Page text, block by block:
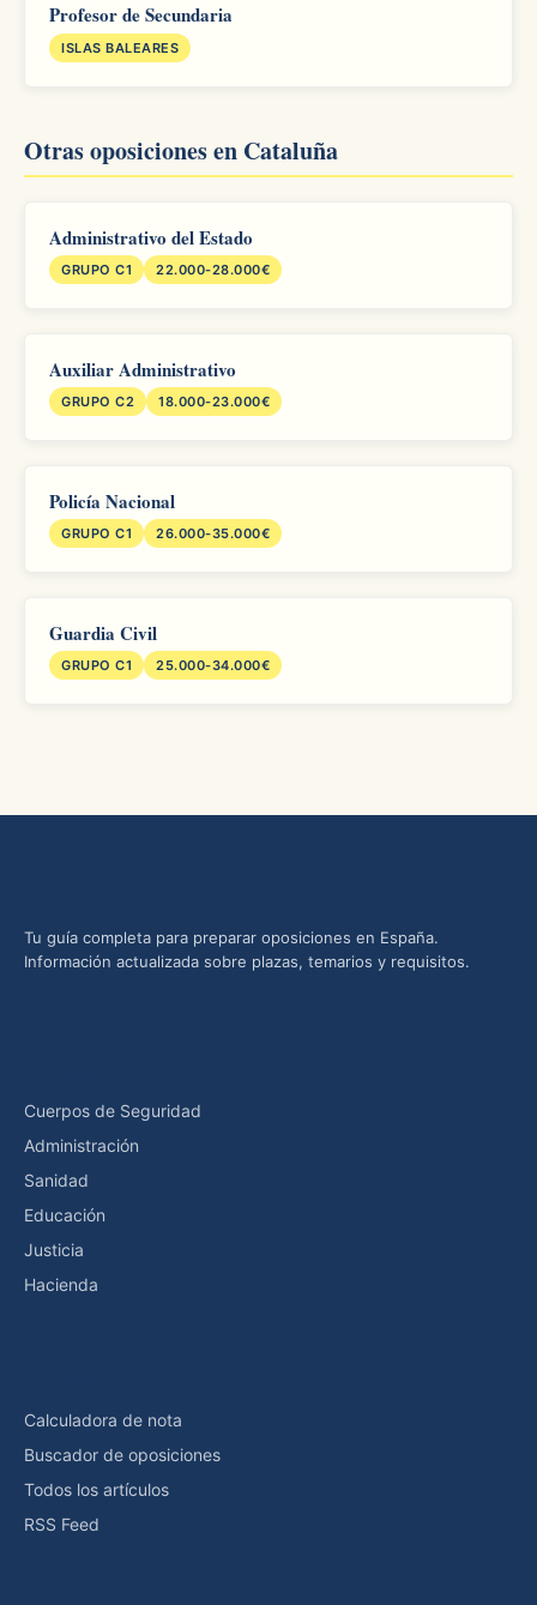
Profesor de Secundaria
ISLAS BALEARES
Otras oposiciones en Cataluña
Administrativo del Estado
GRUPO C1 22.000-28.000€
Auxiliar Administrativo
GRUPO C2 18.000-23.000€
Policía Nacional
GRUPO C1 26.000-35.000€
Guardia Civil
GRUPO C1 25.000-34.000€
Tu guía completa para preparar oposiciones en España.
Información actualizada sobre plazas, temarios y requisitos.
Cuerpos de Seguridad
Administración
Sanidad
Educación
Justicia
Hacienda
Calculadora de nota
Buscador de oposiciones
Todos los artículos
RSS Feed